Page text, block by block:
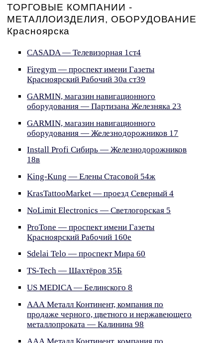
ТОРГОВЫЕ КОМПАНИИ -
МЕТАЛЛОИЗДЕЛИЯ, ОБОРУДОВАНИЕ
Красноярска
CASADA — Телевизорная 1ст4
Firegym — проспект имени Газеты
Красноярский Рабочий 30а ст39
GARMIN, магазин навигационного
оборудования — Партизана Железняка 23
GARMIN, магазин навигационного
оборудования — Железнодорожников 17
Install Profi Сибирь — Железнодорожников
18в
King-Kung — Елены Стасовой 54ж
KrasTattooMarket — проезд Северный 4
NoLimit Electronics — Светлогорская 5
ProTone — проспект имени Газеты
Красноярский Рабочий 160е
Sdelai Telo — проспект Мира 60
TS-Tech — Шахтёров 35Б
US MEDICA — Белинского 8
ААА Металл Континент, компания по
продаже черного, цветного и нержавеющего
металлопроката — Калинина 98
ААА Металл Континент, компания по